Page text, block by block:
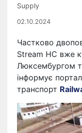
Supply
02.10.2024
Частково
Stream HC вже
Люксембургом
інформує
транспорт